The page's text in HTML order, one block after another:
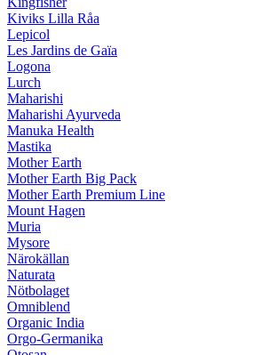
Kiviks Lilla Råa
Lepicol
Les Jardins de Gaïa
Logona
Lurch
Maharishi
Maharishi Ayurveda
Manuka Health
Mastika
Mother Earth
Mother Earth Big Pack
Mother Earth Premium Line
Mount Hagen
Muria
Mysore
Närokällan
Naturata
Nötbolaget
Omniblend
Organic India
Orgo-Germanika